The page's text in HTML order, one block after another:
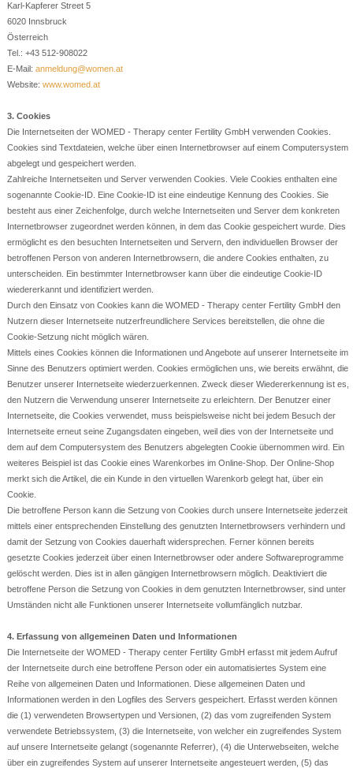
Karl-Kapferer Street 5
6020 Innsbruck
Österreich
Tel.: +43 512-908022
E-Mail: anmeldung@women.at
Website: www.womed.at
3. Cookies
Die Internetseiten der WOMED - Therapy center Fertility GmbH verwenden Cookies.
Cookies sind Textdateien, welche über einen Internetbrowser auf einem Computersystem
abgelegt und gespeichert werden.
Zahlreiche Internetseiten und Server verwenden Cookies. Viele Cookies enthalten eine
sogenannte Cookie-ID. Eine Cookie-ID ist eine eindeutige Kennung des Cookies. Sie
besteht aus einer Zeichenfolge, durch welche Internetseiten und Server dem konkreten
Internetbrowser zugeordnet werden können, in dem das Cookie gespeichert wurde. Dies
ermöglicht es den besuchten Internetseiten und Servern, den individuellen Browser der
betroffenen Person von anderen Internetbrowsern, die andere Cookies enthalten, zu
unterscheiden. Ein bestimmter Internetbrowser kann über die eindeutige Cookie-ID
wiedererkannt und identifiziert werden.
Durch den Einsatz von Cookies kann die WOMED - Therapy center Fertility GmbH den
Nutzern dieser Internetseite nutzerfreundlichere Services bereitstellen, die ohne die
Cookie-Setzung nicht möglich wären.
Mittels eines Cookies können die Informationen und Angebote auf unserer Internetseite im
Sinne des Benutzers optimiert werden. Cookies ermöglichen uns, wie bereits erwähnt, die
Benutzer unserer Internetseite wiederzuerkennen. Zweck dieser Wiedererkennung ist es,
den Nutzern die Verwendung unserer Internetseite zu erleichtern. Der Benutzer einer
Internetseite, die Cookies verwendet, muss beispielsweise nicht bei jedem Besuch der
Internetseite erneut seine Zugangsdaten eingeben, weil dies von der Internetseite und
dem auf dem Computersystem des Benutzers abgelegten Cookie übernommen wird. Ein
weiteres Beispiel ist das Cookie eines Warenkorbes im Online-Shop. Der Online-Shop
merkt sich die Artikel, die ein Kunde in den virtuellen Warenkorb gelegt hat, über ein
Cookie.
Die betroffene Person kann die Setzung von Cookies durch unsere Internetseite jederzeit
mittels einer entsprechenden Einstellung des genutzten Internetbrowsers verhindern und
damit der Setzung von Cookies dauerhaft widersprechen. Ferner können bereits
gesetzte Cookies jederzeit über einen Internetbrowser oder andere Softwareprogramme
gelöscht werden. Dies ist in allen gängigen Internetbrowsern möglich. Deaktiviert die
betroffene Person die Setzung von Cookies in dem genutzten Internetbrowser, sind unter
Umständen nicht alle Funktionen unserer Internetseite vollumfänglich nutzbar.
4. Erfassung von allgemeinen Daten und Informationen
Die Internetseite der WOMED - Therapy center Fertility GmbH erfasst mit jedem Aufruf
der Internetseite durch eine betroffene Person oder ein automatisiertes System eine
Reihe von allgemeinen Daten und Informationen. Diese allgemeinen Daten und
Informationen werden in den Logfiles des Servers gespeichert. Erfasst werden können
die (1) verwendeten Browsertypen und Versionen, (2) das vom zugreifenden System
verwendete Betriebssystem, (3) die Internetseite, von welcher ein zugreifendes System
auf unsere Internetseite gelangt (sogenannte Referrer), (4) die Unterwebseiten, welche
über ein zugreifendes System auf unserer Internetseite angesteuert werden, (5) das